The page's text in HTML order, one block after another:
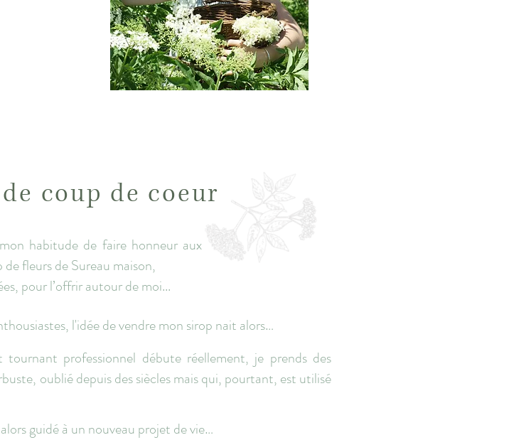
coup de coeur
habitude de faire honneur aux
fleurs de Sureau maison,
pour l’offrir autour de moi...
l'idée de vendre mon sirop nait alors…
tournant professionnel débute réellement, je prends des
oublié depuis des siècles mais qui, pourtant, est utilisé
guidé à un nouveau projet de vie…